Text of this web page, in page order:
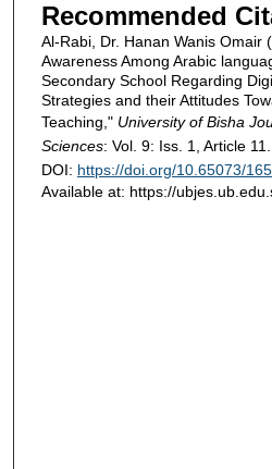
Recommended
Al-Rabi, Dr. Hanan Wanis Omair
Awareness Among Arabic
Secondary School Regarding
Strategies and their Attitudes
Teaching," University of Bisha
Sciences: Vol. 9: Iss. 1, Article 11.
DOI: https://doi.org/10.65073/
Available at: https://